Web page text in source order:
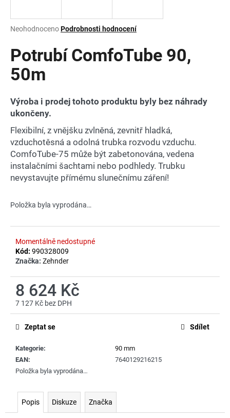
Průměrné
produktu
je
0,0
z
hvězdiček.
NeohodnocenoPodrobnosti hodnocení
Potrubí ComfoTube 90,
50m
Výroba i prodej tohoto produktu byly bez náhrady
ukončeny.
Flexibilní, z vnějšku zvlněná, zevnitř hladká,
vzduchotěsná a odolná trubka rozvodu vzduchu.
ComfoTube-75 může být zabetonována, vedena
instalačními šachtami nebo podhledy. Trubku
nevystavujte přímému slunečnímu záření!
Položka byla vyprodána…
Momentálně nedostupné
Kód: 990328009
Značka: Zehnder
8 624 Kč
7 127 Kč bez DPH
Měrná
Kategorie:
90 mm
EAN:
7640129216215
Položka byla vyprodána…
Zeptat se Sdílet
Popis Diskuze Značka
j
t
?
D
o
r
e
m